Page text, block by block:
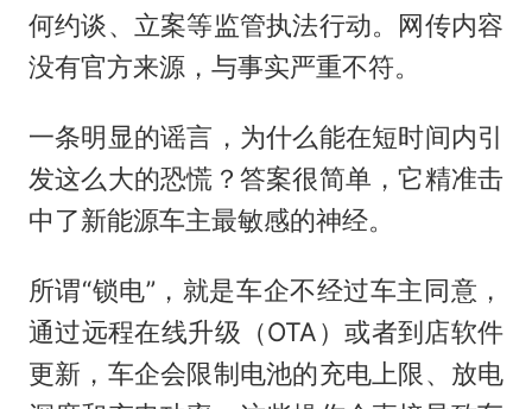
何约谈、立案等监管执法行动。网传内容
没有官方来源，与事实严重不符。
一条明显的谣言，为什么能在短时间内引
发这么大的恐慌？答案很简单，它精准击
中了新能源车主最敏感的神经。
所谓“锁电”，就是车企不经过车主同意，
通过远程在线升级（OTA）或者到店软件
更新，车企会限制电池的充电上限、放电